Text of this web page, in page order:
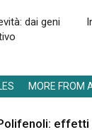
dai geni
MORE FROM
effetti